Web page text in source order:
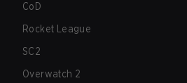
CoD
Rocket League
SC2
Overwatch 2